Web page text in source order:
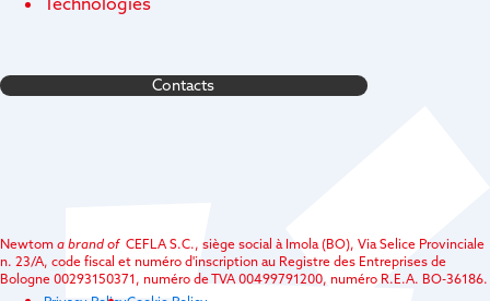
Contacts
Newtom a brand of CEFLA S.C., siège social à Imola (BO), Via Selice Provinciale
n. 23/A, code fiscal et numéro d'inscription au Registre des Entreprises de
Bologne 00293150371, numéro de TVA 00499791200, numéro R.E.A. BO-36186.